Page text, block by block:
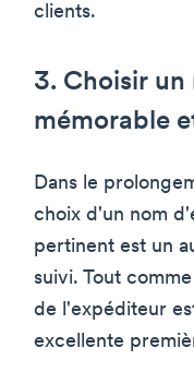
clients.
3. Choisir
mémorable
Dans le
choix d'un nom
pertinent est un
suivi. Tout
de l'expéditeur
excellente